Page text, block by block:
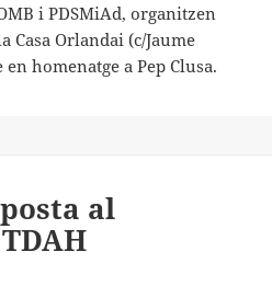
i PDSMiAd, organitzen
Casa Orlandai (c/Jaume
en homenatge a Pep Clusa.
al